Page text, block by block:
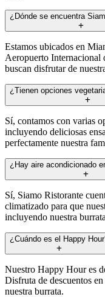
¿Dónde se encuentra
Estamos ubicados en
Aeropuerto Internacional
buscan disfrutar de
¿Tienen opciones
Sí, contamos con varias
incluyendo deliciosas
perfectamente nuestra
¿Hay aire acondicionado
Sí, Siamo Ristorante
climatizado para que
incluyendo nuestra
¿Cuándo es el Happy
Nuestro Happy Hour es
Disfruta de descuentos
nuestra burrata.